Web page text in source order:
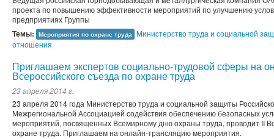
проекта по повышению эффективности мероприятий по улучшению
предприятиях Группы
Темы: Мероприятия по охране труда Министерство труда и социальной
отношения
Приглашаем экспертов социально-трудовой сферы на
Всероссийского съезда по охране труда
23 апреля 2014 г.
23 апреля 2014 года Министерство труда и социальной защиты
Межрегиональной Ассоциацией содействия обеспечению безопасных
мероприятий, посвященных Всемирному дню охраны труда, проводит II
охране труда. Приглашаем на онлайн-трансляцию мероприятия.